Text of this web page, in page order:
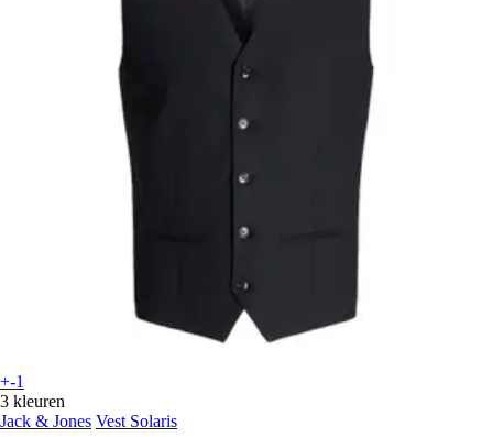
+-1
3 kleuren
Jack & Jones Vest Solaris